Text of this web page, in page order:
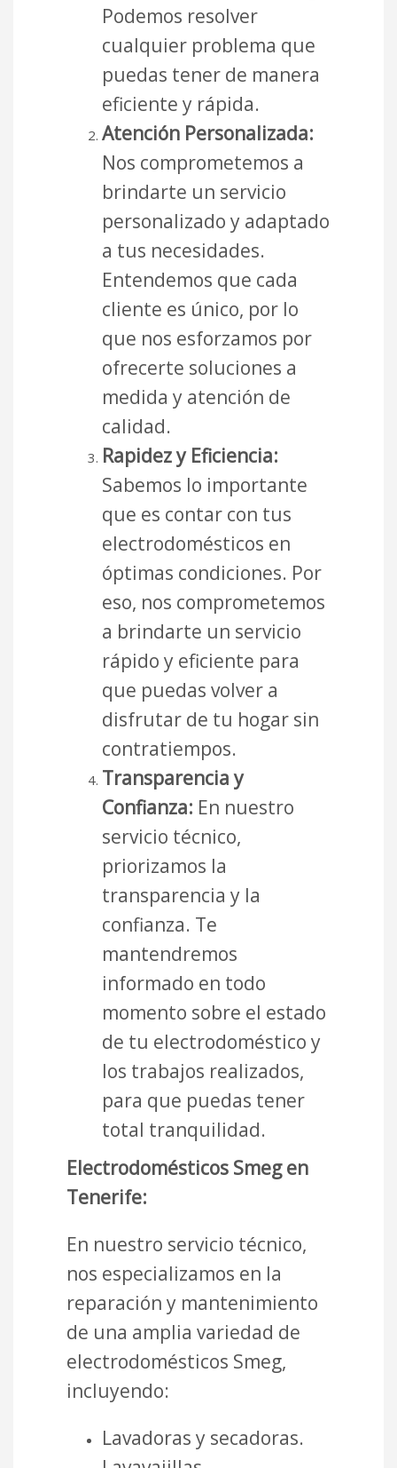
Podemos resolver
cualquier problema que
puedas tener de manera
eficiente y rápida.
Atención Personalizada:
Nos comprometemos a
brindarte un servicio
personalizado y adaptado
a tus necesidades.
Entendemos que cada
cliente es único, por lo
que nos esforzamos por
ofrecerte soluciones a
medida y atención de
calidad.
Rapidez y Eficiencia:
Sabemos lo importante
que es contar con tus
electrodomésticos en
óptimas condiciones. Por
eso, nos comprometemos
a brindarte un servicio
rápido y eficiente para
que puedas volver a
disfrutar de tu hogar sin
contratiempos.
Transparencia y
Confianza: En nuestro
servicio técnico,
priorizamos la
transparencia y la
confianza. Te
mantendremos
informado en todo
momento sobre el estado
de tu electrodoméstico y
los trabajos realizados,
para que puedas tener
total tranquilidad.
Electrodomésticos Smeg en
Tenerife:
En nuestro servicio técnico,
nos especializamos en la
reparación y mantenimiento
de una amplia variedad de
electrodomésticos Smeg,
incluyendo:
Lavadoras y secadoras.